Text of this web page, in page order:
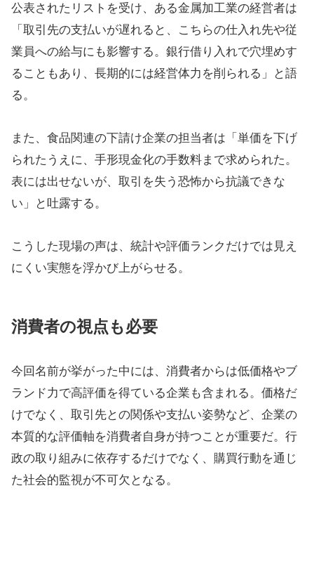
公表されたリストを受け、ある金属加工業の経営者は
「取引先の支払いが遅れると、こちらの仕入れ先や従
業員への給与にも影響する。銀行借り入れで穴埋めす
ることもあり、長期的には経営体力を削られる」と語
る。
また、食品関連の下請け企業の担当者は「単価を下げ
られたうえに、手形現金化の手数料まで求められた。
表には出せないが、取引を失う恐怖から抗議できな
い」と吐露する。
こうした現場の声は、統計や評価ランクだけでは見え
にくい実態を浮かび上がらせる。
消費者の視点も必要
今回名前が挙がった中には、消費者からは低価格やブ
ランド力で高評価を得ている企業も含まれる。価格だ
けでなく、取引先との関係や支払い姿勢など、企業の
本質的な評価軸を消費者自身が持つことが重要だ。行
政の取り組みに依存するだけでなく、購買行動を通じ
た社会的監視が不可欠となる。